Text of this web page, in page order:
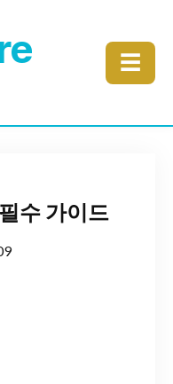
☰
수 가이드